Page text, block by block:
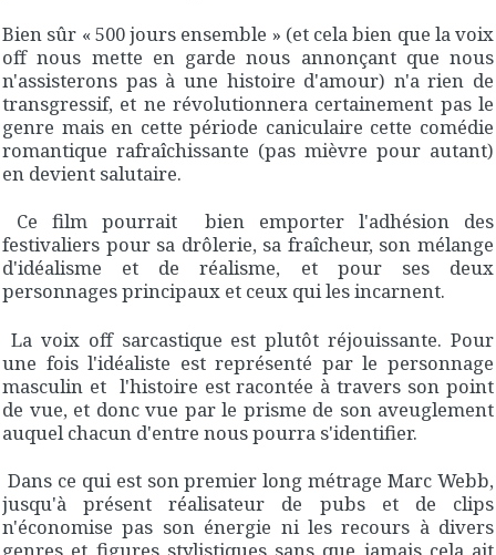
Bien sûr « 500 jours ensemble » (et cela bien que la voix
off nous mette en garde nous annonçant que nous
n'assisterons pas à une histoire d'amour) n'a rien de
transgressif, et ne révolutionnera certainement pas le
genre mais en cette période caniculaire cette comédie
romantique rafraîchissante (pas mièvre pour autant)
en devient salutaire.
Ce film pourrait bien emporter l'adhésion des
festivaliers pour sa drôlerie, sa fraîcheur, son mélange
d'idéalisme et de réalisme, et pour ses deux
personnages principaux et ceux qui les incarnent.
La voix off sarcastique est plutôt réjouissante. Pour
une fois l'idéaliste est représenté par le personnage
masculin et l'histoire est racontée à travers son point
de vue, et donc vue par le prisme de son aveuglement
auquel chacun d'entre nous pourra s'identifier.
Dans ce qui est son premier long métrage Marc Webb,
jusqu'à présent réalisateur de pubs et de clips
n'économise pas son énergie ni les recours à divers